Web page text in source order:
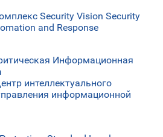
Security Vision Security
and Response
Информационная
интеллектуального
информационной